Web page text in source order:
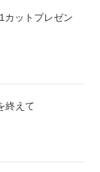
カットプレゼン
終えて